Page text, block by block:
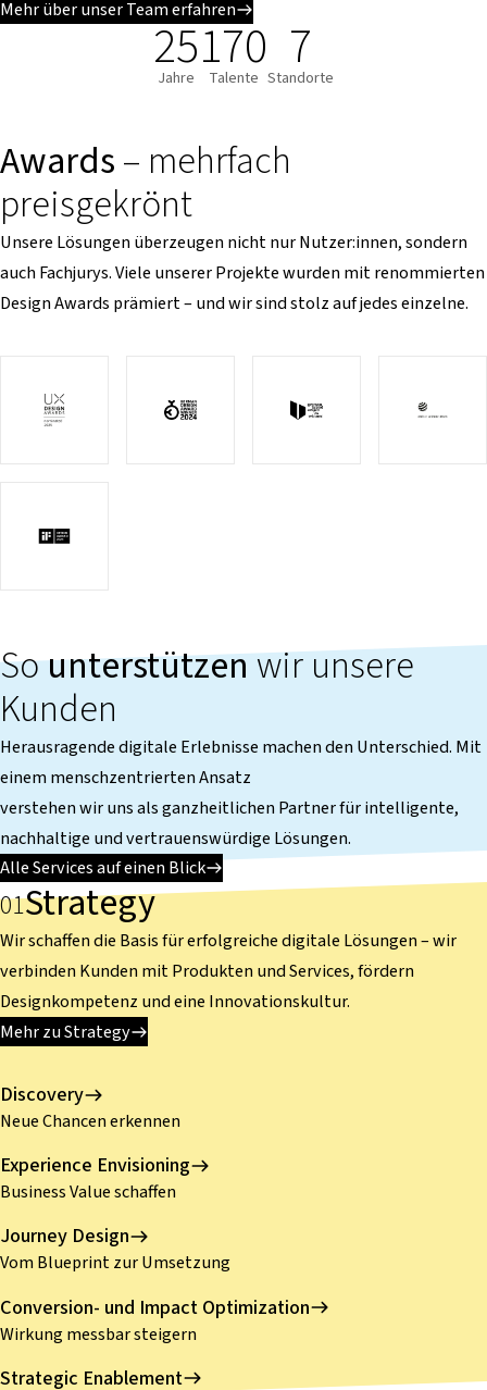
Mehr über unser Team erfahren
25
Jahre 170
Talente 7
Standorte
Awards– mehrfach
preisgekrönt
Unsere Lösungen überzeugen nicht nur Nutzer:innen, sondern
auch Fachjurys. Viele unserer Projekte wurden mit renommierten
Design Awards prämiert – und wir sind stolz auf jedes einzelne.
Sounterstützenwir unsere
Kunden
Herausragende digitale Erlebnisse machen den Unterschied. Mit
einem menschzentrierten Ansatz
verstehen wir uns als ganzheitlichen Partner für intelligente,
nachhaltige und vertrauenswürdige Lösungen.
Alle Services auf einen Blick
Strategy
Wir schaffen die Basis für erfolgreiche digitale Lösungen – wir
verbinden Kunden mit Produkten und Services, fördern
Designkompetenz und eine Innovationskultur.
Mehr zu Strategy
Discovery
Neue Chancen erkennen
Experience Envisioning
Business Value schaffen
Journey Design
Vom Blueprint zur Umsetzung
Conversion- und Impact Optimization
Wirkung messbar steigern
Strategic Enablement